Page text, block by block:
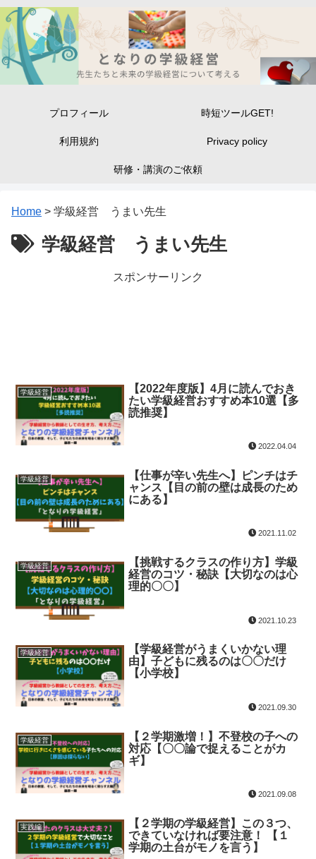
プロフィール 時短ツールGET!
利用規約 Privacy policy
研修・講演のご依頼
Home > 学級経営 うまい先生
学級経営 うまい先生
スポンサーリンク
学級経営
【2022年度版】4月に読んでおき
たい学級経営おすすめ本10選【多
読推奨】
2022.04.04
学級経営
【仕事が辛い先生へ】ピンチはチ
ャンス【目の前の壁は成長のため
にある】
2021.11.02
学級経営
【挑戦するクラスの作り方】学級
経営のコツ・秘訣【大切なのは心
理的〇〇】
2021.10.23
学級経営
【学級経営がうまくいかない理
由】子どもに残るのは〇〇だけ
【小学校】
2021.09.30
学級経営
【２学期激増！】不登校の子への
対応【〇〇論で捉えることがカ
ギ】
2021.09.08
実践編
【２学期の学級経営】この３つ、
できていなければ要注意！ 【１
学期の土台がモノを言う】